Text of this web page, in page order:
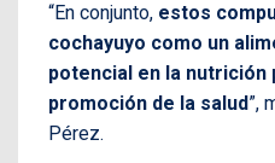
“En conjunto, estos
cochayuyo como un
potencial en la nutrición
promoción de la salud”,
Pérez.